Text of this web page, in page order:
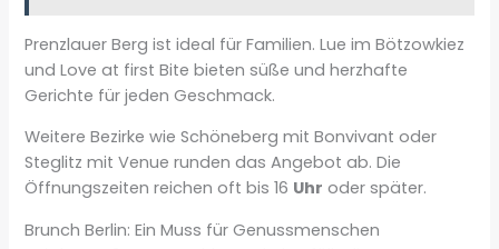
Prenzlauer Berg ist ideal für Familien. Lue im Bötzowkiez
und Love at first Bite bieten süße und herzhafte
Gerichte für jeden Geschmack.
Weitere Bezirke wie Schöneberg mit Bonvivant oder
Steglitz mit Venue runden das Angebot ab. Die
Öffnungszeiten reichen oft bis 16 Uhr oder später.
Brunch Berlin: Ein Muss für Genussmenschen